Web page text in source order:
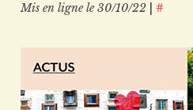
Mis en ligne le 30/10/22 #